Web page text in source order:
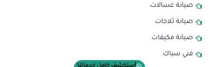
صيانة غسالات​
صيانة ثلاجات​
صيانة مكيفات​
فني سباك​